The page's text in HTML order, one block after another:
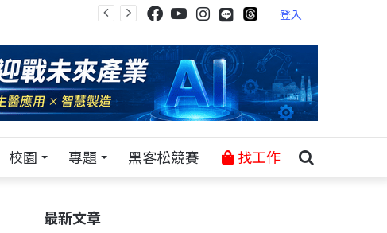
登入
校園 專題 黑客松競賽 找工作
最新文章